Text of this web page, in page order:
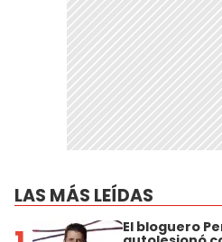
LAS MÁS LEÍDAS
El bloguero